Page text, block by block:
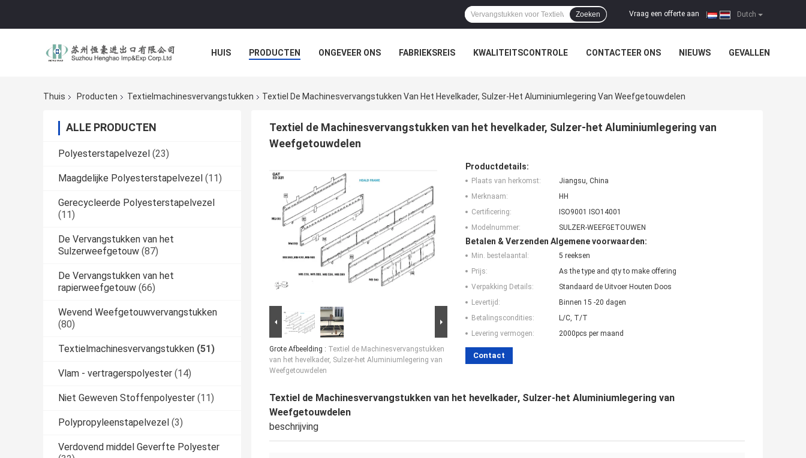
Dutch
Vraag een offerte aan
Zoeken
HUIS PRODUCTEN ONGEVEER ONS FABRIEKSREIS KWALITEITSCONTROLE CONTACTEER ONS NIEUWS GEVALLEN
Thuis Producten Textielmachinesvervangstukken Textiel De Machinesvervangstukken Van Het Hevelkader, Sulzer-Het Aluminiumlegering Van Weefgetouwdelen
ALLE PRODUCTEN
Polyesterstapelvezel (23)
Maagdelijke Polyesterstapelvezel (11)
Gerecycleerde Polyesterstapelvezel
(11)
De Vervangstukken van het
Sulzerweefgetouw (87)
De Vervangstukken van het
rapierweefgetouw (66)
Wevend Weefgetouwvervangstukken
(80)
Textielmachinesvervangstukken (51)
Vlam - vertragerspolyester (14)
Niet Geweven Stoffenpolyester (11)
Polypropyleenstapelvezel (3)
Verdovend middel Geverfte Polyester
Textiel de Machinesvervangstukken van het hevelkader, Sulzer-het Aluminiumlegering van
Weefgetouwdelen
Grote Afbeelding : Textiel de Machinesvervangstukken
van het hevelkader, Sulzer-het Aluminiumlegering van
Weefgetouwdelen
Productdetails:
Plaats van herkomst:
Jiangsu, China
Merknaam:
HH
Certificering:
ISO9001 ISO14001
Modelnummer:
SULZER-WEEFGETOUWEN
Betalen & Verzenden Algemene voorwaarden:
Min. bestelaantal:
5 reeksen
Prijs:
As the type and qty to make offering
Verpakking Details:
Standaard de Uitvoer Houten Doos
Levertijd:
Binnen 15 -20 dagen
Betalingscondities:
L/C, T/T
Levering vermogen:
2000pcs per maand
Contact
Textiel de Machinesvervangstukken van het hevelkader, Sulzer-het Aluminiumlegering van
Weefgetouwdelen
beschrijving